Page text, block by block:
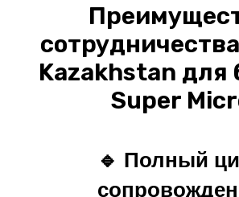
Kazakhstan для
Super
🔹 Полный